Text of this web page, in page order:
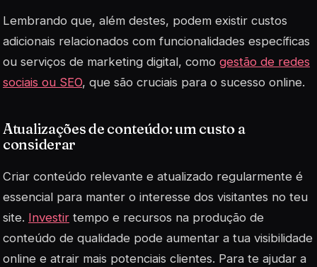
Lembrando que, além destes, podem existir custos
adicionais relacionados comfuncionalidades específicas
ou serviços de marketing digital, como gestão de redes
sociais ou SEO, que são cruciais para o sucesso online.
Atualizações de conteúdo: um custo a
considerar
Criar conteúdo relevante e atualizado regularmente é
essencial para manter o interesse dos visitantes no teu
site. Investir tempo e recursos na produção de
conteúdo de qualidade pode aumentar a tua visibilidade
online e atrair mais potenciais clientes. Para te ajudar a